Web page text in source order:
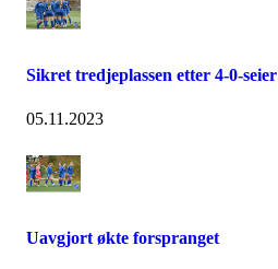
Sikret tredjeplassen etter 4-0-seier
05.11.2023
Uavgjort økte forspranget